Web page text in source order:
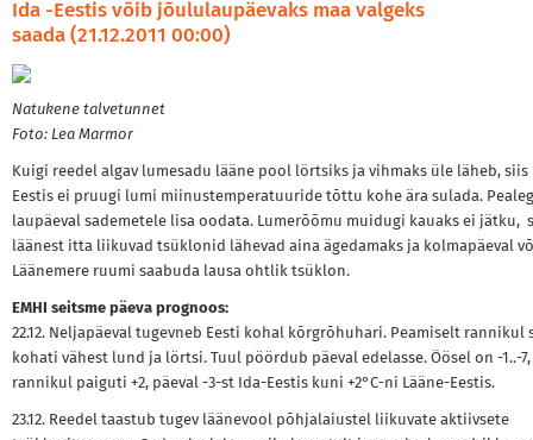
Ida -Eestis võib jõululaupäevaks maa valgeks
saada (21.12.2011 00:00)
Natukene talvetunnet
Foto: Lea Marmor
Kuigi reedel algav lumesadu lääne pool lörtsiks ja vihmaks üle läheb, siis
Eestis ei pruugi lumi miinustemperatuuride tõttu kohe ära sulada.
laupäeval sademetele lisa oodata. Lumerõõmu muidugi kauaks ei jätku,
läänest itta liikuvad tsüklonid lähevad aina ägedamaks ja kolmapäeval
Läänemere ruumi saabuda lausa ohtlik tsüklon.
EMHI seitsme päeva prognoos:
22.12. Neljapäeval tugevneb Eesti kohal kõrgrõhuhari. Peamiselt rannikul
kohati vähest lund ja lörtsi. Tuul pöördub päeval edelasse. Öösel on -1..-7,
rannikul paiguti +2, päeval -3-st Ida-Eestis kuni +2°C-ni Lääne-Eestis.
23.12. Reedel taastub tugev läänevool põhjalaiustel liikuvate aktiivsete